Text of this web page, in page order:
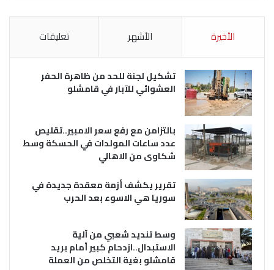
الأخيرة الأشهر تعليقات
تشكيل لجنة للحد من ظاهرة الحفر
العشوائي للآبار في قامشلو
بالتزامن مع رفع سعر الامبير..تقليص
عدد ساعات المولدات في الحسكة وسط
شكاوى من الاهالي
تقرير يكشف أزمة معقدة جديدة في
سوريا هي الاسوء بعد الحرب
وسط تنديد شعبي من آلية
الاستبدال..ازدحام كبير أمام بريد
قامشلو بغية التخلص من العملة